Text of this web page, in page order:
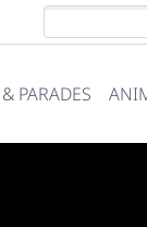
PARADES